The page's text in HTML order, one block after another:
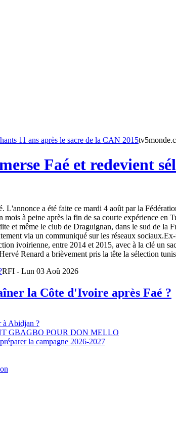
Faé et redevient
L'annonce a été faite ce mardi 4 août par la
à peine après la fin de sa courte expérience en
même le club de Draguignan, dans le sud de la
via un communiqué sur les réseaux
ivoirienne, entre 2014 et 2015, avec à la clé un
Renard a brièvement pris la tête la sélection
RFI - Lun 03 Aoû 2026
la Côte d'Ivoire après Faé ?
à Abidjan ?
GBAGBO POUR DON MELLO
la campagne 2026-2027